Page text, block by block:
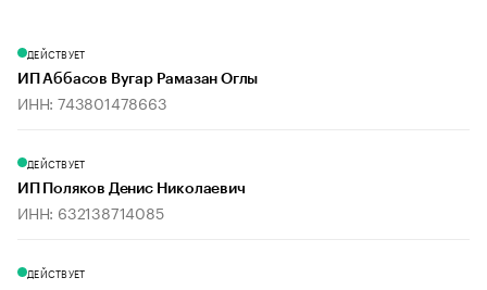
ДЕЙСТВУЕТ
ИП Аббасов Вугар Рамазан Оглы
ИНН: 743801478663
ДЕЙСТВУЕТ
ИП Поляков Денис Николаевич
ИНН: 632138714085
ДЕЙСТВУЕТ